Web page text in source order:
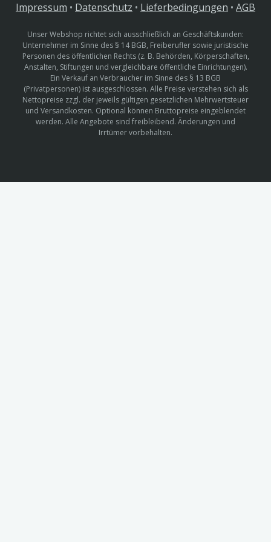
Impressum • Datenschutz • Lieferbedingungen • AGB
Unser Webshop richtet sich ausschließlich an Geschäftskunden:
Unternehmer im Sinne des § 14 BGB, Freiberufler sowie juristische
Personen des öffentlichen Rechts (z. B. Behörden, Körperschaften,
Anstalten, Stiftungen und vergleichbare öffentliche Einrichtungen).
Ein Verkauf an Verbraucher im Sinne des § 13 BGB
(Privatpersonen) ist ausgeschlossen. Alle Preise verstehen sich als
Nettopreise zzgl. der jeweils gültigen gesetzlichen Mehrwertsteuer
und Versandkosten. Optional können Bruttopreise eingeblendet
werden. Alle Angebote sind freibleibend. Änderungen und
Irrtümer vorbehalten.